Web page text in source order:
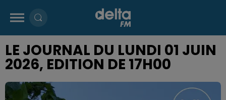
LE JOURNAL DU LUNDI 01 JUIN
2026, EDITION DE 17H00